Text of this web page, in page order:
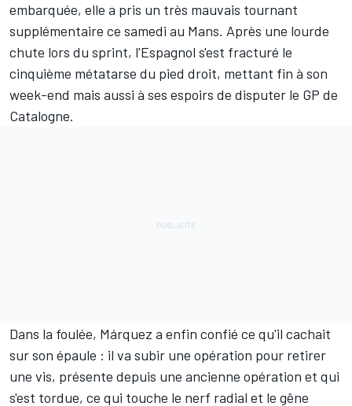
embarquée, elle a pris un très mauvais tournant
supplémentaire ce samedi au Mans. Après une lourde
chute lors du sprint, l'Espagnol s'est fracturé le
cinquième métatarse du pied droit, mettant fin à son
week-end mais aussi à ses espoirs de disputer le GP de
Catalogne.
Dans la foulée, Márquez a enfin confié ce qu'il cachait
sur son épaule : il va subir une opération pour retirer
une vis, présente depuis une ancienne opération et qui
s'est tordue, ce qui touche le nerf radial et le gêne